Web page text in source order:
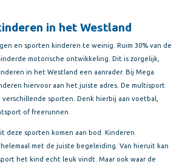
in het Westland
en sporten kinderen te weinig. Ruim 30% van de
motorische ontwikkeling. Dit is zorgelijk,
in het Westland een aanrader. Bij Mega
hiervoor aan het juiste adres. De multisport
sporten. Denk hierbij aan voetbal,
of freerunnen.
deze sporten komen aan bod. Kinderen
met de juiste begeleiding. Van hieruit kan
het kind echt leuk vindt. Maar ook waar de